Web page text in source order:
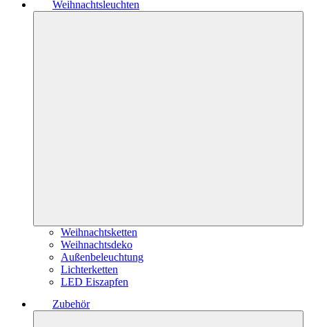
Weihnachtsleuchten
Weihnachtsketten
Weihnachtsdeko
Außenbeleuchtung
Lichterketten
LED Eiszapfen
Zubehör